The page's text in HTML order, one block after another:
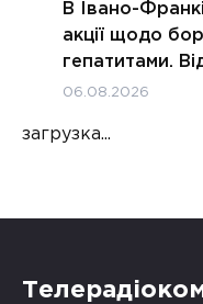
В Івано-
акції щодо
гепатитами.
06.08.2026
загрузка...